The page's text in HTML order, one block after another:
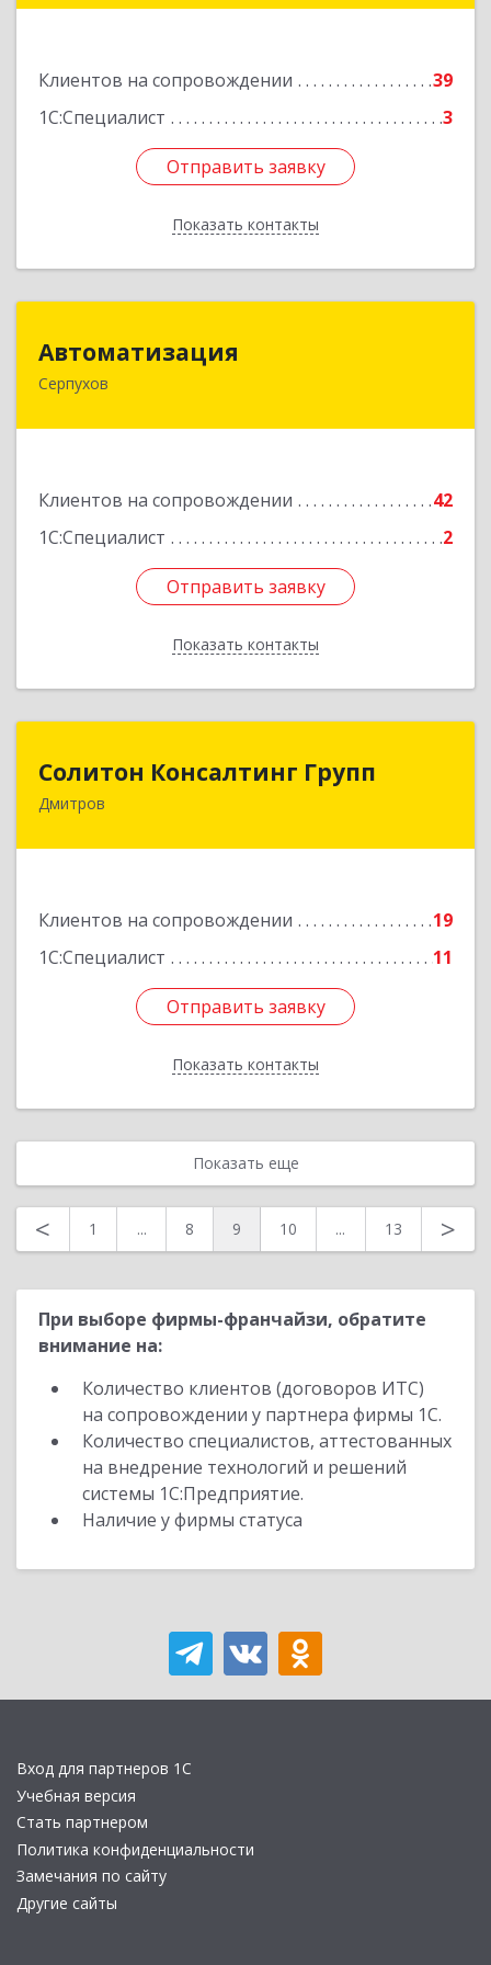
Клиентов на сопровождении
39
1С:Специалист
3
Отправить заявку
Показать контакты
Подробнее
Отправить заявку
Назад
Автоматизация
Серпухов
Клиентов на сопровождении
42
1С:Специалист
2
Отправить заявку
Показать контакты
Отправить заявку
Назад
Солитон Консалтинг Групп
Дмитров
Клиентов на сопровождении
19
1С:Специалист
11
Отправить заявку
Показать контакты
141804, Московская обл, г.о. Дмитровский,
Отправить заявку
Назад
Показать еще
< 1 ... 8 9 10 ... 13 >
При выборе фирмы-франчайзи, обратите
внимание на:
Количество клиентов (договоров ИТС)
на сопровождении у партнера фирмы 1С.
Количество специалистов, аттестованных
на внедрение технологий и решений
системы 1С:Предприятие.
Наличие у фирмы статуса
Вход для партнеров 1С
Учебная версия
Стать партнером
Политика конфиденциальности
Замечания по сайту
Другие сайты